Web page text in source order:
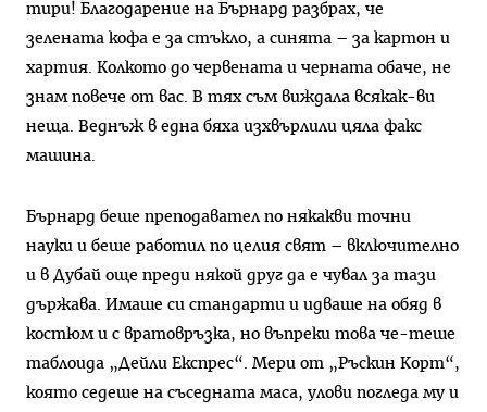
тири! Благодарение на Бърнард разбрах, че
зелената кофа е за стъкло, а синята – за картон и
хартия. Колкото до червената и черната обаче, не
знам повече от вас. В тях съм виждала всякак-ви
неща. Веднъж в една бяха изхвърлили цяла факс
машина.
Бърнард беше преподавател по някакви точни
науки и беше работил по целия свят – включително
и в Дубай още преди някой друг да е чувал за тази
държава. Имаше си стандарти и идваше на обяд в
костюм и с вратовръзка, но въпреки това че-теше
таблоида „Дейли Експрес“. Мери от „Ръскин Корт“,
която седеше на съседната маса, улови погледа му и